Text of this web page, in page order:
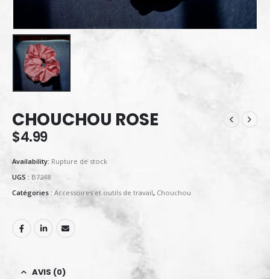
CHOUCHOU ROSE
$4.99
Availability: Rupture de stock
UGS : B7248
Catégories : Accessoires et outils de travail, Chouchou
AVIS (0)